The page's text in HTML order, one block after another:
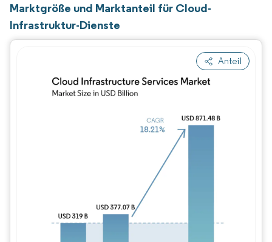
Marktgröße und Marktanteil für Cloud-
Infrastruktur-Dienste
Anteil
Bild © Mordor Intelligence.